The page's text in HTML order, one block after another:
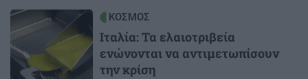
Image ΚΟΣΜΟΣ
Ιταλία: Τα ελαιοτριβεία
ενώνονται να αντιμετωπίσουν
την κρίση